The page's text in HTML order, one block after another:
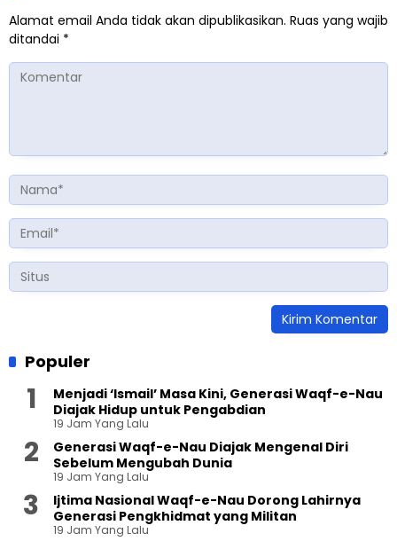
Alamat email Anda tidak akan dipublikasikan. Ruas yang wajib
ditandai *
Populer
Menjadi ‘Ismail’ Masa Kini, Generasi Waqf-e-Nau
Diajak Hidup untuk Pengabdian
19 Jam Yang Lalu
Generasi Waqf-e-Nau Diajak Mengenal Diri
Sebelum Mengubah Dunia
19 Jam Yang Lalu
Ijtima Nasional Waqf-e-Nau Dorong Lahirnya
Generasi Pengkhidmat yang Militan
19 Jam Yang Lalu